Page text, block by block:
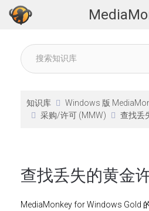
知识库
Windows 版
采购/许可 (MMW)
查找丢
查找丢失的黄金
MediaMonkey for Windows Gold